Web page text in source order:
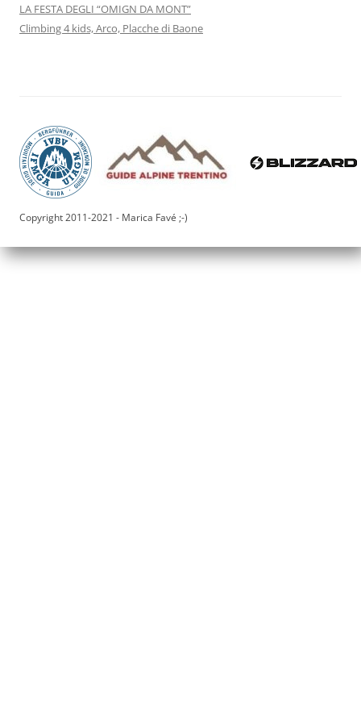
LA FESTA DEGLI “OMIGN DA MONT”
Climbing 4 kids, Arco, Placche di Baone
Copyright 2011-2021 - Marica Favé ;-)